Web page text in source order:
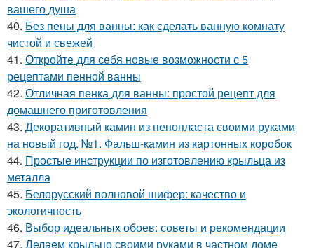
вашего душа
40. Без пены для ванны: как сделать ванную комнату
чистой и свежей
41. Откройте для себя новые возможности с 5
рецептами пенной ванны
42. Отличная пенка для ванны: простой рецепт для
домашнего приготовления
43. Декоративный камин из пенопласта своими руками
на новый год. №1. Фальш-камин из картонных коробок
44. Простые инструкции по изготовлению крыльца из
металла
45. Белорусский волновой шифер: качество и
экологичность
46. Выбор идеальных обоев: советы и рекомендации
47. Делаем крыльцо своими руками в частном доме